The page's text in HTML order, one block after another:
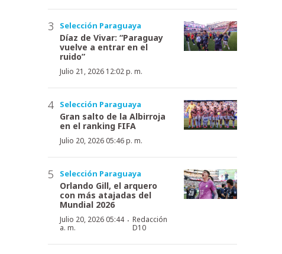
Selección Paraguaya
Díaz de Vivar: “Paraguay
vuelve a entrar en el
ruido”
Julio 21, 2026 12:02 p. m.
Selección Paraguaya
Gran salto de la Albirroja
en el ranking FIFA
Julio 20, 2026 05:46 p. m.
Selección Paraguaya
Orlando Gill, el arquero
con más atajadas del
Mundial 2026
Julio 20, 2026 05:44
a. m.
·Redacción
D10